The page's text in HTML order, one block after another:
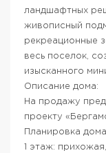
ландшафтных
живописный
рекреационные
весь поселок,
изысканного
Описание дома:
На продажу
проекту
Планировка
1 этаж: